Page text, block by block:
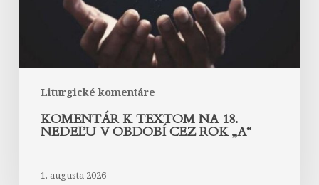
Liturgické komentáre
„A“
KOMENTÁR K TEXTOM NA 18.
NEDEĽU V OBDOBÍ CEZ ROK „A“
1. augusta 2026